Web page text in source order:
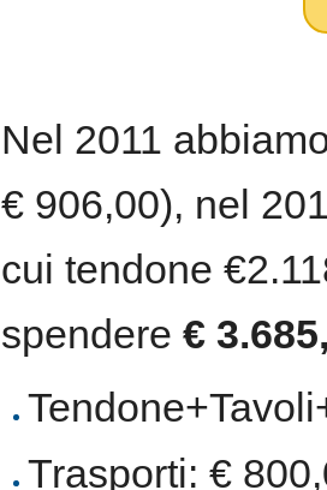
Nel 2011
€ 906,00), nel
cui tendone
spendere €
Trasporti: €